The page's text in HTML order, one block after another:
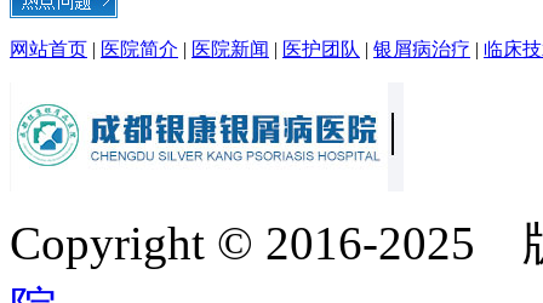
网站首页 | 医院简介 | 医院新闻 | 医护团队 | 银屑病治疗 | 临床
Copyright © 2016-2025